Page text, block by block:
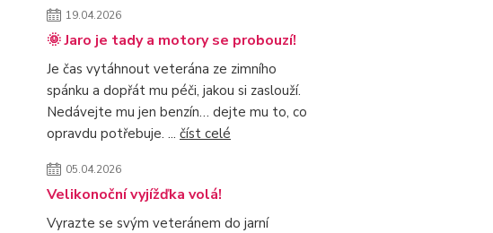
19.04.2026
🌞 Jaro je tady a motory se probouzí!
Je čas vytáhnout veterána ze zimního
spánku a dopřát mu péči, jakou si zaslouží.
Nedávejte mu jen benzín… dejte mu to, co
opravdu potřebuje. ... číst celé
05.04.2026
Velikonoční vyjížďka volá!
Vyrazte se svým veteránem do jarní